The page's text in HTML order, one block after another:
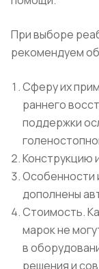
При выборе
рекомендуем
Сферу их
раннего
поддержки
Конструкцию
Особенности
дополнены
Стоимость.
марок не
в
решения и